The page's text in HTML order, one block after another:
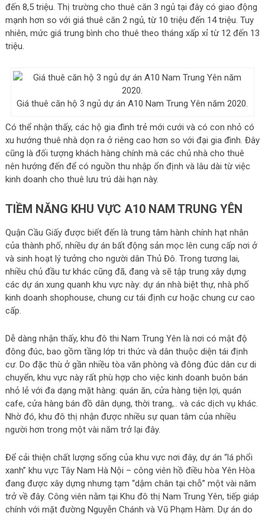
đến 8,5 triệu. Thị trường cho thuê căn 3 ngủ tại đây có giao động
mạnh hơn so với giá thuê căn 2 ngủ, từ 10 triệu đến 14 triệu. Tuy
nhiên, mức giá trung bình cho thuê theo tháng xấp xỉ từ 12 đến 13
triệu.
Giá thuê căn hộ 3 ngủ dự án A10 Nam Trung Yên năm 2020.
Có thể nhận thấy, các hộ gia đình trẻ mới cưới và có con nhỏ có
xu hướng thuê nhà dọn ra ở riêng cao hơn so với đại gia đình. Đây
cũng là đối tượng khách hàng chính mà các chủ nhà cho thuê
nên hướng đến để có nguồn thu nhập ổn định và lâu dài từ việc
kinh doanh cho thuê lưu trú dài hạn này.
TIỀM NĂNG KHU VỰC A10 NAM TRUNG YÊN
Quận Cầu Giấy được biết đến là trung tâm hành chính hạt nhân
của thành phố, nhiều dự án bất động sản mọc lên cung cấp nơi ở
và sinh hoạt lý tưởng cho người dân Thủ Đô. Trong tương lai,
nhiều chủ đầu tư khác cũng đã, đang và sẽ tập trung xây dựng
các dự án xung quanh khu vực này: dự án nhà biệt thự, nhà phố
kinh doanh shophouse, chung cư tái định cư hoặc chung cư cao
cấp.
Dễ dàng nhận thấy, khu đô thi Nam Trung Yên là nơi có mật độ
đông đúc, bao gồm tầng lớp tri thức và dân thuộc diện tái định
cư. Do đặc thù ở gần nhiều tòa văn phòng và đông đúc dân cư di
chuyển, khu vực này rất phù hợp cho việc kinh doanh buôn bán
nhỏ lẻ với đa dạng mặt hàng: quán ăn, cửa hàng tiện lợi, quán
cafe, cửa hàng bán đồ dân dụng, thời trang,.. và các dịch vụ khác.
Nhờ đó, khu đô thị nhận được nhiều sự quan tâm của nhiều
người hơn trong một vài năm trở lại đây.
Để cải thiện chất lượng sống của khu vực nơi đây, dự án “lá phổi
xanh” khu vực Tây Nam Hà Nội – công viên hồ điều hòa Yên Hòa
đang được xây dựng nhưng tạm “dậm chân tại chỗ” một vài năm
trở về đây. Công viên nằm tại Khu đô thị Nam Trung Yên, tiếp giáp
chính với mặt đường Nguyễn Chánh và Vũ Phạm Hàm. Dự án do